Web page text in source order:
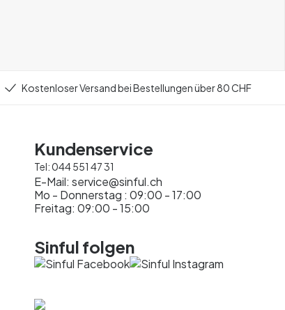
Kostenloser Versand bei Bestellungen über 80 CHF
Kundenservice
Tel:044 551 47 31
E-Mail: service@sinful.ch
Mo - Donnerstag : 09:00 - 17:00
Freitag: 09:00 - 15:00
Sinful folgen